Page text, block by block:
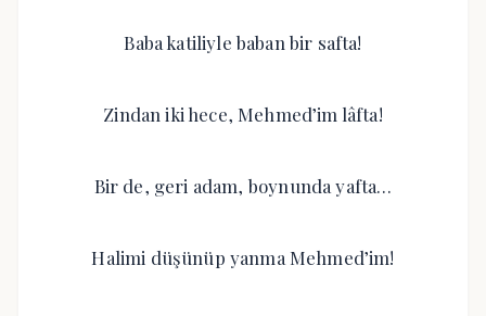
Baba katiliyle baban bir safta!
Zindan iki hece, Mehmed’im lâfta!
Bir de, geri adam, boynunda yafta…
Halimi düşünüp yanma Mehmed’im!